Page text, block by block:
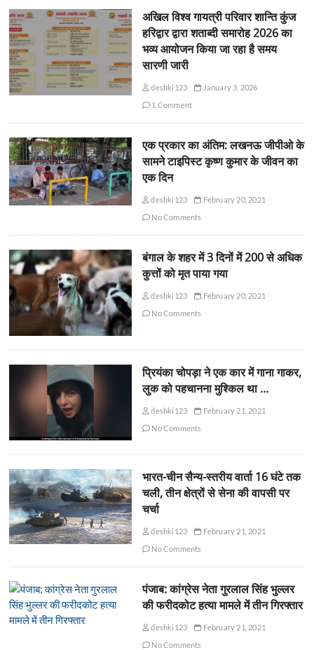
अखिल विश्व गायत्री परिवार शान्ति कुंज
हरिद्वार द्वारा शताब्दी समारोह 2026 का
भव्य आयोजन किया जा रहा है समय
सारणी जारी
deshki123
January 3, 2026
1 Comment
एक प्रकार का अंतिम: लखनऊ जीपीओ के
सामने टाइपिस्ट कृष्ण कुमार के जीवन का
एक दिन
deshki123
February 20, 2021
No Comments
बंगाल के शहर में 3 दिनों में 200 से अधिक
कुत्तों को मृत पाया गया
deshki123
February 20, 2021
No Comments
प्रियंका चोपड़ा ने एक कार में गाना गाकर,
लुक को पहचानना मुश्किल था …
deshki123
February 21, 2021
No Comments
भारत-चीन सैन्य-स्तरीय वार्ता 16 घंटे तक
चली, तीन क्षेत्रों से सेना की वापसी पर
चर्चा
deshki123
February 21, 2021
No Comments
पंजाब: कांग्रेस नेता गुरलाल सिंह भुल्लर
की फरीदकोट हत्या मामले में तीन गिरफ्तार
deshki123
February 21, 2021
No Comments